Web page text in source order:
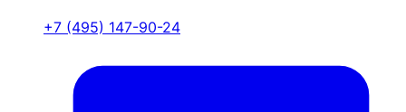
+7 (495) 147-90-24